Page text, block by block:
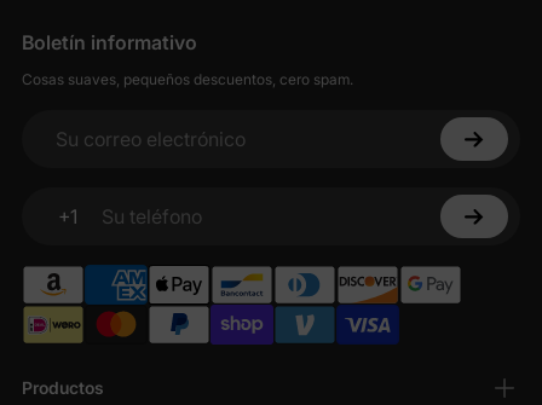
Productos
Boletín informativo
Cosas suaves, pequeños descuentos, cero spam.
Su correo electrónico
+1
Su teléfono